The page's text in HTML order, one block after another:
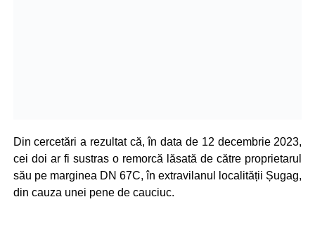
Din cercetări a rezultat că, în data de 12 decembrie 2023,
cei doi ar fi sustras o remorcă lăsată de către proprietarul
său pe marginea DN 67C, în extravilanul localității Șugag,
din cauza unei pene de cauciuc.